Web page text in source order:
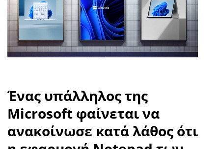
Ένας υπάλληλος της
Microsoft φαίνεται να
ανακοίνωσε κατά λάθος ότι